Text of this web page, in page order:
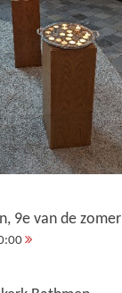
9e van de zomer